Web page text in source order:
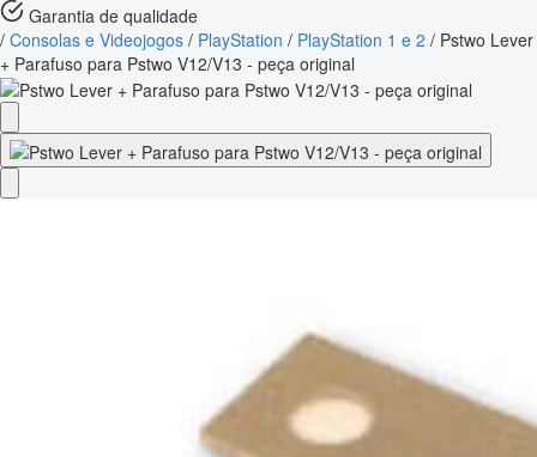
Garantia de qualidade
/ Consolas e Videojogos / PlayStation / PlayStation 1 e 2 / Pstwo Lever
+ Parafuso para Pstwo V12/V13 - peça original